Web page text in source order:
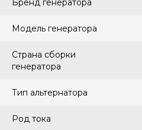
Бренд генератора
Модель генератора
Страна сборки
генератора
Тип альтернатора
Род тока